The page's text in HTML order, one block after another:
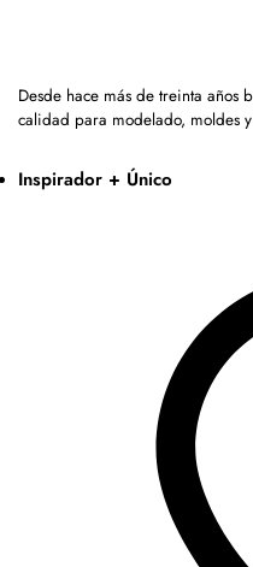
Desde hace más de treinta años
calidad para modelado, moldes
Inspirador + Único